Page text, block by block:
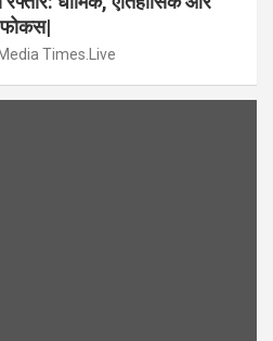
फोकस|
Times.Live